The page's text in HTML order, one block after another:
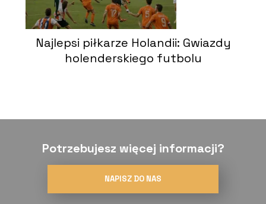
Najlepsi piłkarze Holandii: Gwiazdy
holenderskiego futbolu
Potrzebujesz więcej informacji?
NAPISZ DO NAS